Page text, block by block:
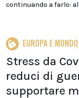
continuando a farlo:
EUROPA E MONDO
Stress da
reduci di
supportare